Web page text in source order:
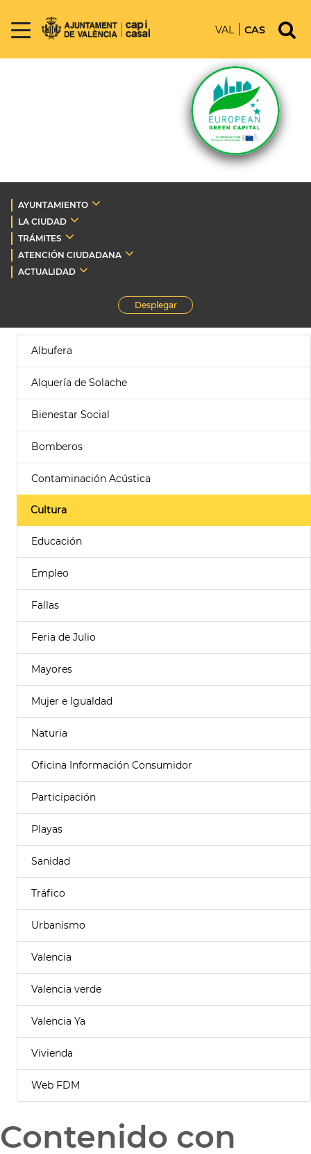
VAL CAS
AYUNTAMIENTO
LA CIUDAD
TRÁMITES
ATENCIÓN CIUDADANA
ACTUALIDAD
Desplegar
Albufera
Alquería de Solache
Bienestar Social
Bomberos
Contaminación Acústica
Cultura
Educación
Empleo
Fallas
Feria de Julio
Mayores
Mujer e Igualdad
Naturia
Oficina Información Consumidor
Participación
Playas
Sanidad
Tráfico
Urbanismo
Valencia
Valencia verde
Valencia Ya
Vivienda
Web FDM
Contenido con